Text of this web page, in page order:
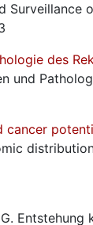
des
und
cancer